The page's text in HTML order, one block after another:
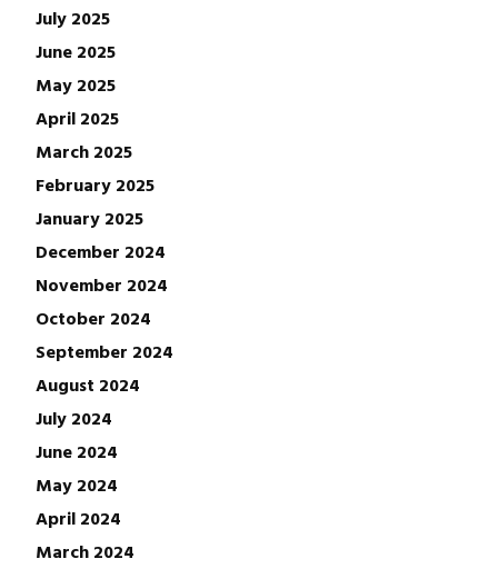
July 2025
June 2025
May 2025
April 2025
March 2025
February 2025
January 2025
December 2024
November 2024
October 2024
September 2024
August 2024
July 2024
June 2024
May 2024
April 2024
March 2024